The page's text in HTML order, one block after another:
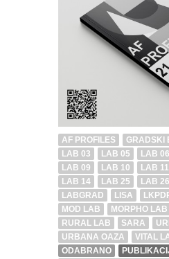
AF PROFILES
GRADSKI
LAB 03
LAB 05 LAB 06
LAB 09
LAB 10 LAB 11
LAB 14
LAB 25 LAB 26
LABGRAD
LISA
MOD LAB
MORPHO LAB
RURAL LAB
SARA
URBANA OAZA
VITAL
ODABRANO